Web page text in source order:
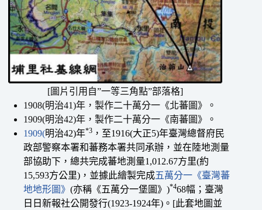
[圖片引用自”一等三角點”部落格]
1908(明治41)年，製作二十萬分一《北蕃圖》。
1909(明治42)年，製作二十萬分一《南蕃圖》。
1909(明治42)年*3 ，至1916(大正5)年臺灣總督府民
政部警察本署和蕃務本署共同承辦，並在陸地測量
部協助下，總共完成蕃地測量1,012.67方里(約
15,593方公里)，並據此繪製完成五萬分一《臺灣蕃
地地形圖》 (亦稱《五萬分一堡圖》)*468幅；臺灣
日日新報社公開發行(1923-1924年)。[此套地圖並